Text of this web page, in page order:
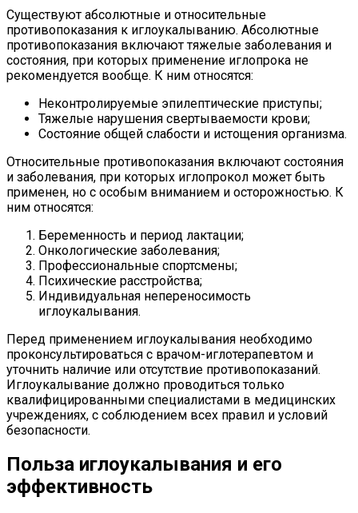
Существуют абсолютные и относительные
противопоказания к иглоукалыванию. Абсолютные
противопоказания включают тяжелые заболевания и
состояния, при которых применение иглопрока не
рекомендуется вообще. К ним относятся:
Неконтролируемые эпилептические приступы;
Тяжелые нарушения свертываемости крови;
Состояние общей слабости и истощения организма.
Относительные противопоказания включают состояния
и заболевания, при которых иглопрокол может быть
применен, но с особым вниманием и осторожностью. К
ним относятся:
Беременность и период лактации;
Онкологические заболевания;
Профессиональные спортсмены;
Психические расстройства;
Индивидуальная непереносимость
иглоукалывания.
Перед применением иглоукалывания необходимо
проконсультироваться с врачом-иглотерапевтом и
уточнить наличие или отсутствие противопоказаний.
Иглоукалывание должно проводиться только
квалифицированными специалистами в медицинских
учреждениях, с соблюдением всех правил и условий
безопасности.
Польза иглоукалывания и его
эффективность